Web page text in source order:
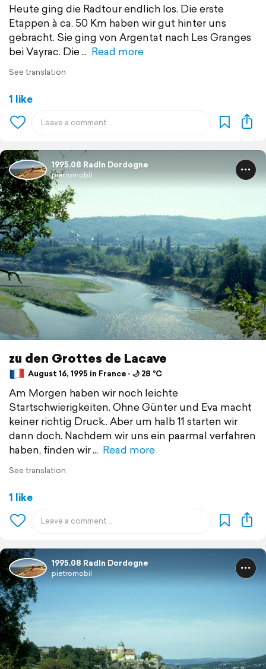
Heute ging die Radtour endlich los. Die erste
Etappen à ca. 50 Km haben wir gut hinter uns
gebracht. Sie ging von Argentat nach Les Granges
bei Vayrac. Die
Read more
See translation
1 like
1995.08 Radln Dordogne
pietromobil
zu den Grottes de Lacave
August 16, 1995 in France ⋅ 🌙 28 °C
Am Morgen haben wir noch leichte
Startschwierigkeiten. Ohne Günter und Eva macht
keiner richtig Druck.. Aber um halb 11 starten wir
dann doch. Nachdem wir uns ein paarmal verfahren
haben, finden wir
Read more
See translation
1 like
1995.08 Radln Dordogne
pietromobil